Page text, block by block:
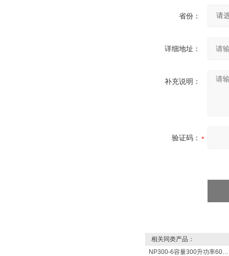
省份：
详细地址：
补充说明：
验证码：
相关同类产品：
NP300-6容量300升功率6000瓦贮水式电热水器 热水锅炉